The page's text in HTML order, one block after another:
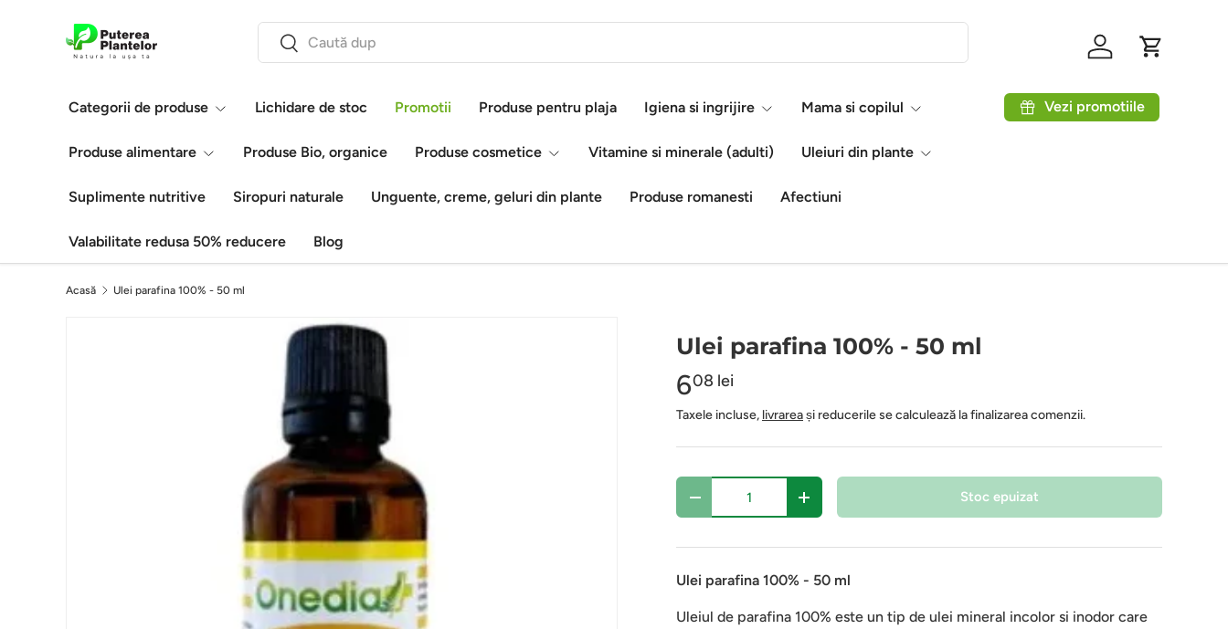
Vezi conținutul Căutare
Caută
Autentificare
Coș
Categorii de produse Lichidare de stoc Promotii Produse pentru plaja Igiena si ingrijire Mama si copilul
Produse alimentare Produse Bio, organice Produse cosmetice Vitamine si minerale (adulti) Uleiuri din plante
Suplimente nutritive Siropuri naturale Unguente, creme, geluri din plante Produse romanesti Afectiuni
Valabilitate redusa 50% reducere Blog
Vezi promotiile
Acasă Ulei parafina 100% - 50 ml
Ulei parafina 100% - 50 ml
608 lei
Taxele incluse, livrareași reducerile se calculează la finalizarea comenzii.
Cantitate
- + Stoc epuizat
Ulei parafina 100% - 50 ml
Uleiul de parafina 100% este un tip de ulei mineral incolor si inodor care